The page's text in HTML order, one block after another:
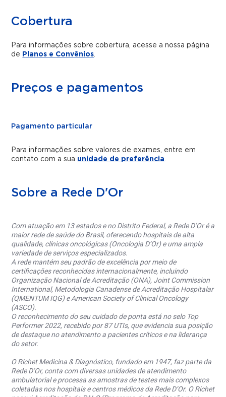
Cobertura
Para informações sobre cobertura, acesse a nossa página
de Planos e Convênios
Preços e pagamentos
Pagamento particular
Para informações sobre valores de exames, entre em
contato com a sua unidade de preferência
Sobre a Rede D'Or
Com atuação em 13 estados e no Distrito Federal, a Rede D’Or é a
maior rede de saúde do Brasil, oferecendo hospitais de alta
qualidade, clínicas oncológicas (Oncologia D’Or) e uma ampla
variedade de serviços especializados.
A rede mantém seu padrão de excelência por meio de
certificações reconhecidas internacionalmente, incluindo
Organização Nacional de Acreditação (ONA), Joint Commission
International, Metodologia Canadense de Acreditação Hospitalar
(QMENTUM IQG) e American Society of Clinical Oncology
(ASCO).
O reconhecimento do seu cuidado de ponta está no selo Top
Performer 2022, recebido por 87 UTIs, que evidencia sua posição
de destaque no atendimento a pacientes críticos e na liderança
do setor.
O Richet Medicina & Diagnóstico, fundado em 1947, faz parte da
Rede D’Or, conta com diversas unidades de atendimento
ambulatorial e processa as amostras de testes mais complexos
coletadas nos hospitais e centros médicos da Rede D’Or. O Richet